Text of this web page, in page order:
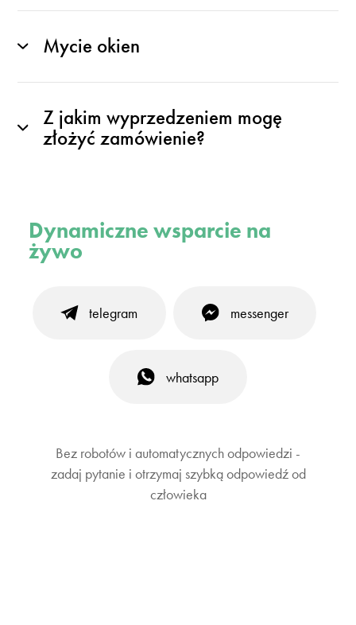
Mycie okien
Z jakim wyprzedzeniem mogę
złożyć zamówienie?
Dynamiczne wsparcie na
żywo
telegram messenger
whatsapp
Bez robotów i automatycznych odpowiedzi -
zadaj pytanie i otrzymaj szybką odpowiedź od
człowieka